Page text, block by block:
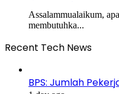
Assalammualaikum,
membutuhka...
Recent Tech News
BPS: Jumlah